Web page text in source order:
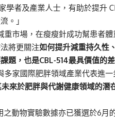
者及產業人士，有助於提升
。」
重市場，在瘦瘦針成功幫患者
將更關注如何提升減重持久性
題，也是CBL-514最具價值的
家國際肥胖領域產業代表進一
來於肥胖與代謝健康領域的潛
之動物實驗數據亦已獲選於6月